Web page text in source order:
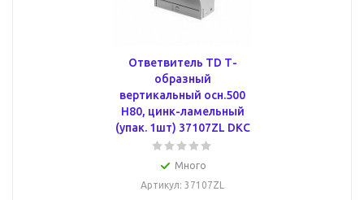
Ответвитель TD Т-
образный
вертикальный осн.500
H80, цинк-ламельный
(упак. 1шт) 37107ZL DKC
Много
Артикул: 37107ZL